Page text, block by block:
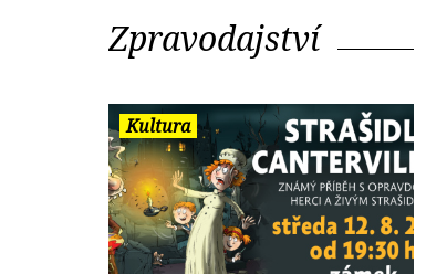
Zpravodajství
Kultura